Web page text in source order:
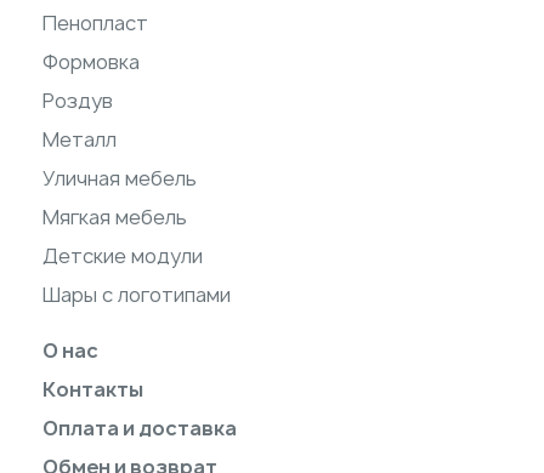
Пенопласт
Формовка
Роздув
Металл
Уличная мебель
Мягкая мебель
Детские модули
Шары с логотипами
О нас
Контакты
Оплата и доставка
Обмен и возврат